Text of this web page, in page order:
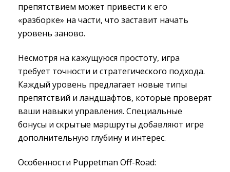
препятствием может привести к его
«разборке» на части, что заставит начать
уровень заново.
Несмотря на кажущуюся простоту, игра
требует точности и стратегического подхода.
Каждый уровень предлагает новые типы
препятствий и ландшафтов, которые проверят
ваши навыки управления. Специальные
бонусы и скрытые маршруты добавляют игре
дополнительную глубину и интерес.
Особенности Puppetman Off-Road: